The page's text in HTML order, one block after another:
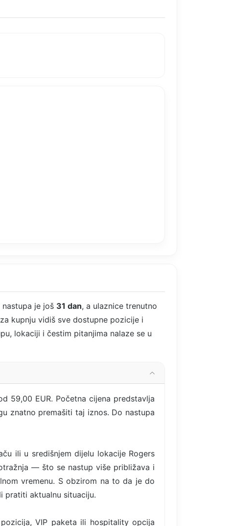
nastupa je još 31 dan, a ulaznice trenutno
kupnju vidiš sve dostupne pozicije i
lokaciji i čestim pitanjima nalaze se u
59,00 EUR. Početna cijena predstavlja
znatno premašiti taj iznos. Do nastupa
ili u središnjem dijelu lokacije Rogers
— što se nastup više približava i
vremenu. S obzirom na to da je do
pratiti aktualnu situaciju.
VIP paketa ili hospitality opcija